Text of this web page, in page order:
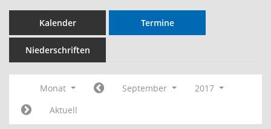
Kalender Termine
Niederschriften
Monat September
2017
Aktuell